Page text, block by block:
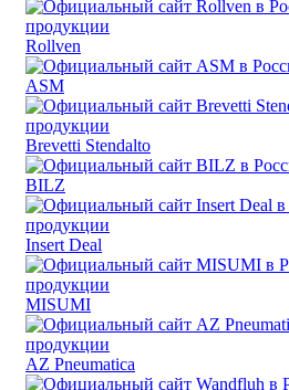
Rollven
ASM
Brevetti Stendalto
BILZ
Insert Deal
MISUMI
AZ Pneumatica